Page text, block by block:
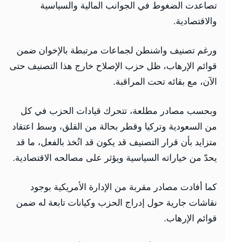
تصاعدت الضغوط في الجوانب المالية والسياسية
والاقتصادية.
ورغم تصنيف واشنطن لجماعات مرتبطة بالإخوان ضمن
قوائم الإرهاب، ظل حزب الإصلاح خارج هذا التصنيف حتى
الآن، مع بقائه تحت المراقبة.
وبحسب مصادر مطلعة، تتحرك قيادات الحزب في كل
من السعودية وتركيا وقطر بحالة من القلق، وسط اعتقاد
متزايد بأن قرار التصنيف قد يكون قد اتُخذ بالفعل، ما قد
يحدّ من خياراته السياسية ويؤثر على مصالحه الاقتصادية.
كما أفادت مصادر مقربة من الإدارة الأمريكية بوجود
نقاشات جارية حول إدراج الحزب وكيانات تابعة له ضمن
قوائم الإرهاب.